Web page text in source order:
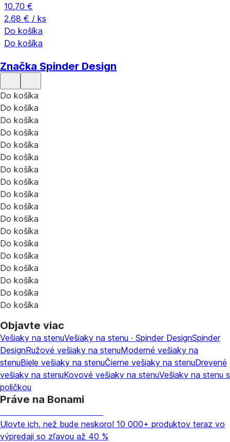
10,70 €
2,68 € / ks
Do košíka
Do košíka
Značka Spinder Design
Do košíka
Do košíka
Do košíka
Do košíka
Do košíka
Do košíka
Do košíka
Do košíka
Do košíka
Do košíka
Do košíka
Do košíka
Do košíka
Do košíka
Do košíka
Do košíka
Do košíka
Do košíka
Objavte viac
Vešiaky na stenuVešiaky na stenu · Spinder DesignSpinder
DesignRužové vešiaky na stenuModerné vešiaky na
stenuBiele vešiaky na stenuČierne vešiaky na stenuDrevené
vešiaky na stenuKovové vešiaky na stenuVešiaky na stenu s
poličkou
Práve na Bonami
Ulovte ich, než bude neskoro! 10 000+ produktov teraz vo
výpredaji so zľavou až 40 %